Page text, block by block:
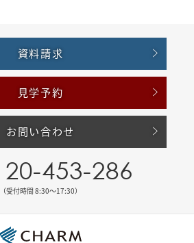
資料請求
見学予約
お問い合わせ
453-286
（受付時間 8:30〜17:30）